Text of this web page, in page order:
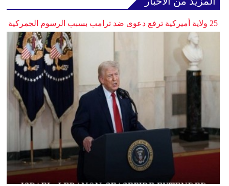
25 ولاية أميركية ترفع دعوى ضد ترامب بسبب الرسوم الجمركية